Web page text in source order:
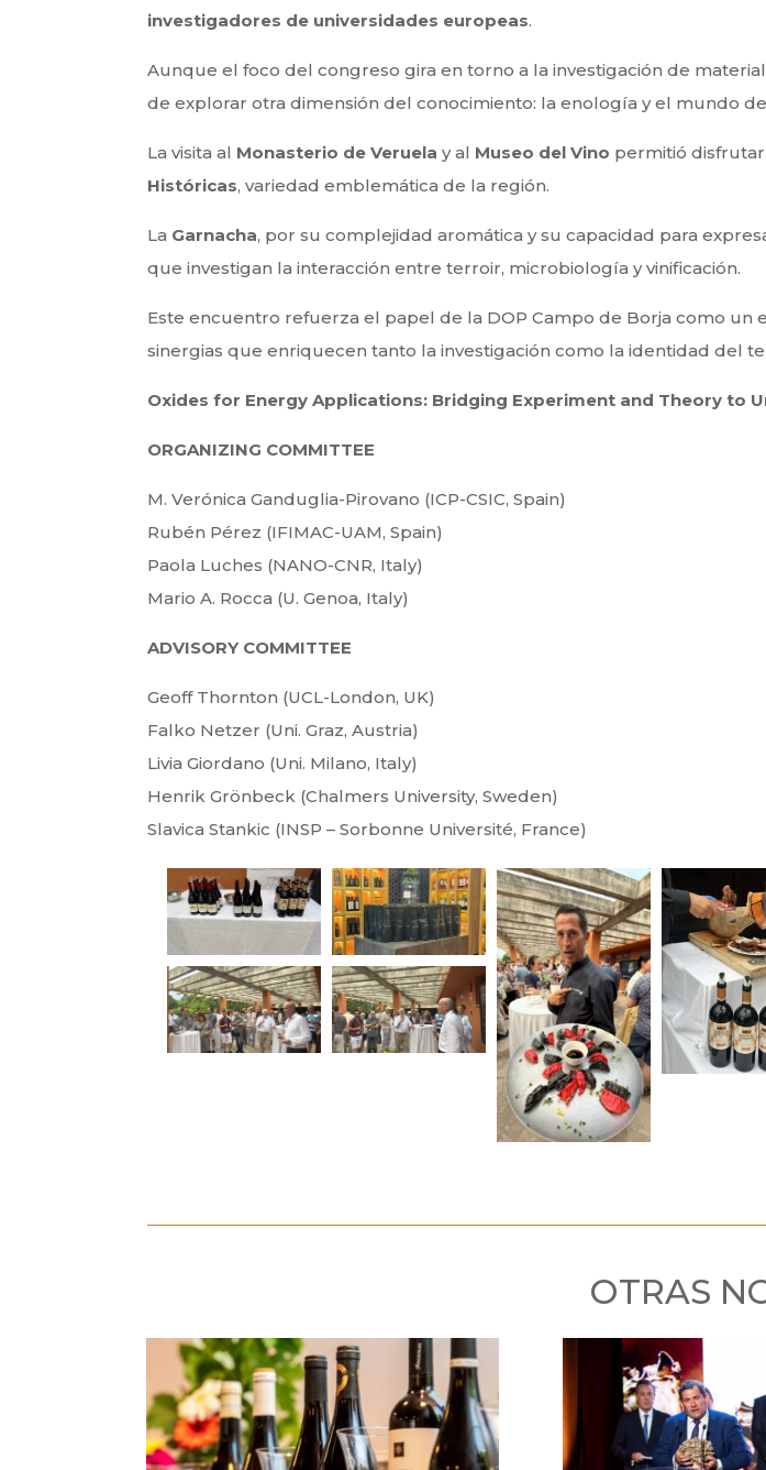
investigadores de universidades europeas.
Aunque el foco del congreso gira en torno a la investigación de
de explorar otra dimensión del conocimiento: la enología y el mundo
La visita al Monasterio de Veruela y al Museo del Vino permitió
Históricas, variedad emblemática de la región.
La Garnacha, por su complejidad aromática y su capacidad para
que investigan la interacción entre terroir, microbiología y vinificación.
Este encuentro refuerza el papel de la DOP Campo de Borja como un
sinergias que enriquecen tanto la investigación como la identidad del
Oxides for Energy Applications: Bridging Experiment and Theory to
ORGANIZING COMMITTEE
M. Verónica Ganduglia-Pirovano (ICP-CSIC, Spain)
Rubén Pérez (IFIMAC-UAM, Spain)
Paola Luches (NANO-CNR, Italy)
Mario A. Rocca (U. Genoa, Italy)
ADVISORY COMMITTEE
Geoff Thornton (UCL-London, UK)
Falko Netzer (Uni. Graz, Austria)
Livia Giordano (Uni. Milano, Italy)
Henrik Grönbeck (Chalmers University, Sweden)
Slavica Stankic (INSP – Sorbonne Université, France)
OTRAS